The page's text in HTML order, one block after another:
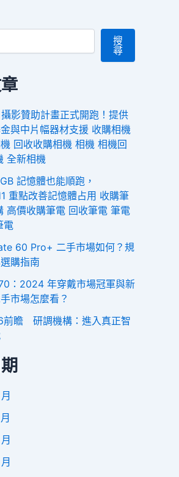
搜
尋
影贊助計畫正式開跑！提供
與中片幅器材支援 收購相機
回收收購相機 相機 相機回
全新相機
記憶體也能順跑，
重點改善記憶體占用 收購筆
高價收購筆電 回收筆電 筆電
電
60 Pro+ 二手市場如何？規
購指南
：2024 年穿戴市場冠軍與新
市場怎麼看？
前瞻 研調機構：進入真正智